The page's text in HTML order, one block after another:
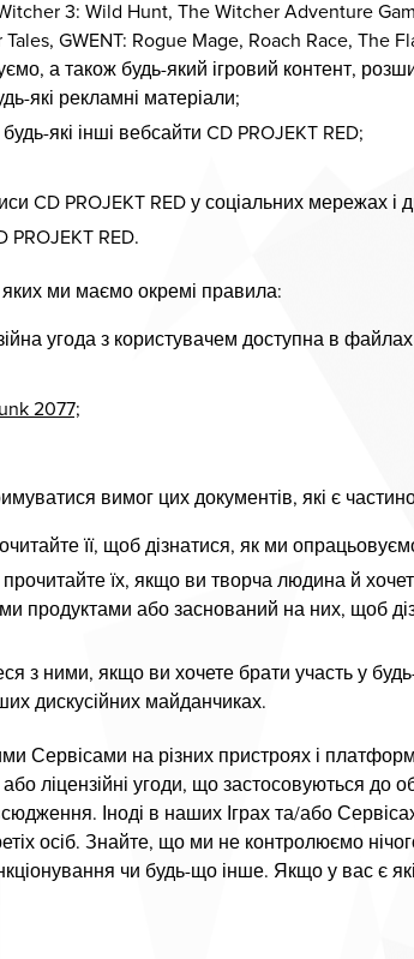
3: Wild Hunt, The Witcher Adventure
GWENT: Rogue Mage, Roach Race, The
а також будь-який ігровий контент,
які рекламні матеріали;
які інші вебсайти CD PROJEKT RED;
CD PROJEKT RED у соціальних мережах і
PROJEKT RED.
ми маємо окремі правила:
угода з користувачем доступна в
2077;
вимог цих документів, які є
її, щоб дізнатися, як ми
їх, якщо ви творча людина й
продуктами або заснований на них, щоб
з ними, якщо ви хочете брати участь у
дискусійних майданчиках.
Сервісами на різних пристроях і
ліцензійні угоди, що застосовуються до
Іноді в наших Іграх та/або
осіб. Знайте, що ми не контролюємо
чи будь-що інше. Якщо у вас є